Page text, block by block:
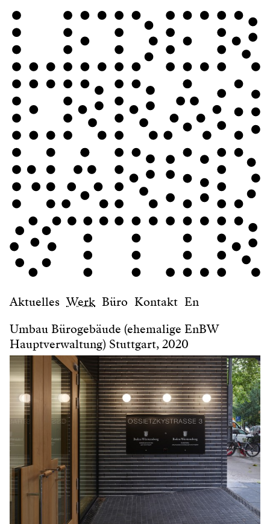
Aktuelles Werk Büro Kontakt En
Umbau Bürogebäude (ehemalige EnBW
Hauptverwaltung) Stuttgart, 2020